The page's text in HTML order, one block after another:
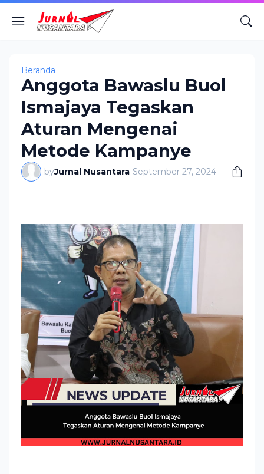
Beranda
Anggota Bawaslu Buol
Ismajaya Tegaskan
Aturan Mengenai
Metode Kampanye
byJurnal Nusantara-September 27, 2024